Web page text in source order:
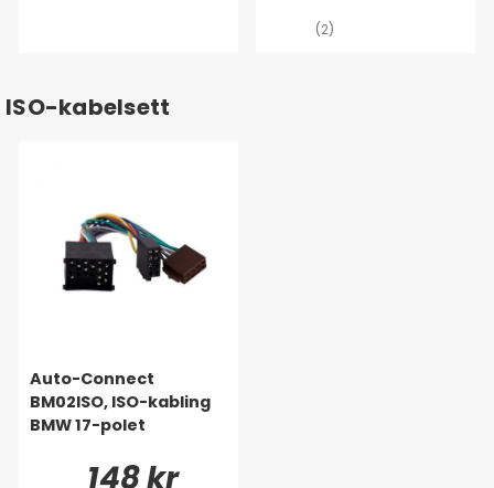
(2)
ISO-kabelsett
Auto-Connect
BM02ISO, ISO-kabling
BMW 17-polet
148 kr